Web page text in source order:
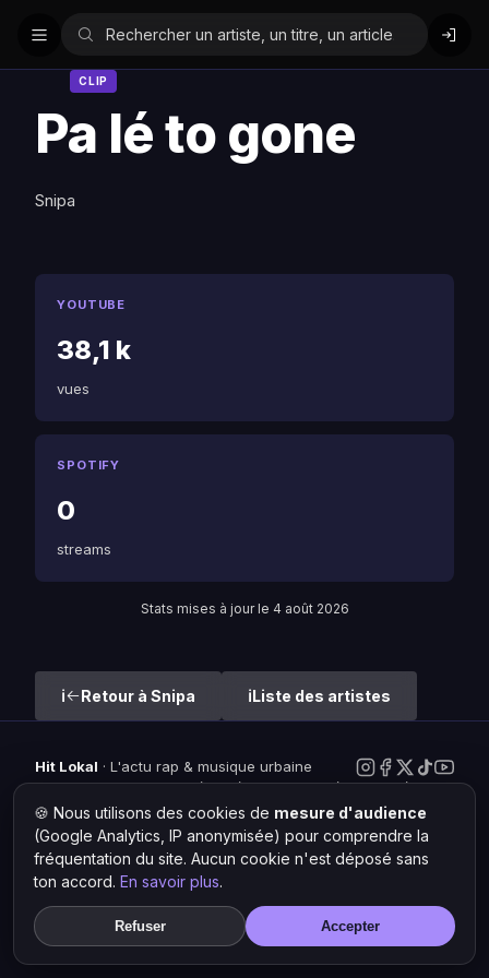
CLIP
Pa lé to gone
Snipa
YOUTUBE
38,1 k
vues
SPOTIFY
0
streams
Stats mises à jour le 4 août 2026
Retour à Snipa Liste des artistes
Hit Lokal · L'actu rap & musique urbaine
© 2026 — Tous droits réservés ·Mentions légales·Gérer les
cookies
🍪 Nous utilisons des cookies de mesure d'audience
(Google Analytics, IP anonymisée) pour comprendre la
fréquentation du site. Aucun cookie n'est déposé sans
ton accord. En savoir plus.
Refuser Accepter